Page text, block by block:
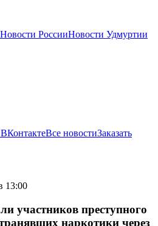
Новости РоссииНовости Удмуртии
Все новостиЗаказать
13:00
участников преступного
наркотики через